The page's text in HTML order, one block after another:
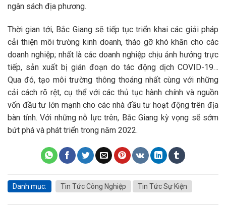
ngân sách địa phương.
Thời gian tới, Bắc Giang sẽ tiếp tục triển khai các giải pháp
cải thiện môi trường kinh doanh, tháo gỡ khó khăn cho các
doanh nghiệp; nhất là các doanh nghiệp chịu ảnh hưởng trực
tiếp, sản xuất bị gián đoạn do tác động dịch COVID-19…
Qua đó, tạo môi trường thông thoáng nhất cùng với những
cải cách rõ rệt, cụ thể với các thủ tục hành chính và nguồn
vốn đầu tư lớn mạnh cho các nhà đầu tư hoạt động trên địa
bàn tỉnh. Với những nỗ lực trên, Bắc Giang kỳ vọng sẽ sớm
bứt phá và phát triển trong năm 2022.
Danh mục: Tin Tức Công Nghiệp Tin Tức Sự Kiện